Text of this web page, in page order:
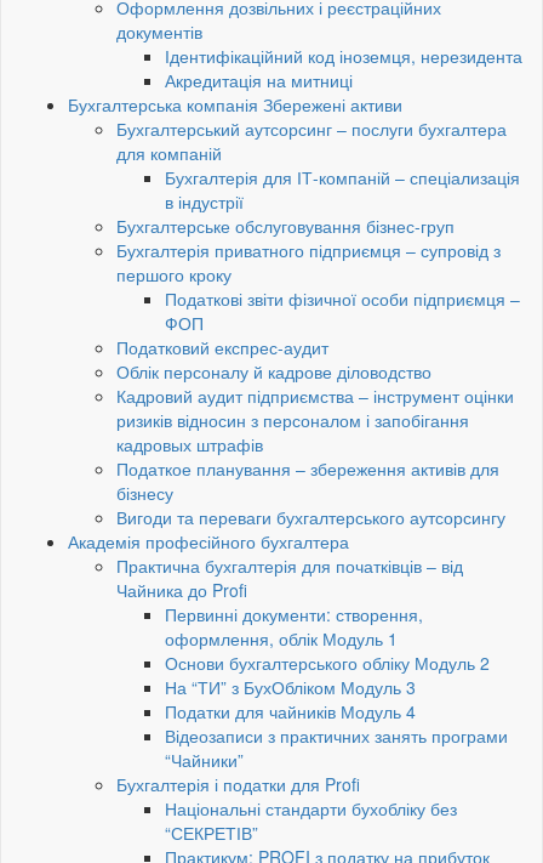
Оформлення дозвільних і реєстраційних
документів
Ідентифікаційний код іноземця, нерезидента
Акредитація на митниці
Бухгалтерська компанія Збережені активи
Бухгалтерський аутсорсинг – послуги бухгалтера
для компаній
Бухгалтерія для ІТ-компаній – спеціализація
в індустрії
Бухгалтерське обслуговування бізнес-груп
Бухгалтерія приватного підприємця – супровід з
першого кроку
Податкові звіти фізичної особи підприємця –
ФОП
Податковий експрес-аудит
Облік персоналу й кадрове діловодство
Кадровий аудит підприємства – інструмент оцінки
ризиків відносин з персоналом і запобігання
кадровых штрафів
Податкое планування – збереження активів для
бізнесу
Вигоди та переваги бухгалтерського аутсорсингу
Академія професійного бухгалтера
Практична бухгалтерія для початківців – від
Чайника до Profi
Первинні документи: створення,
оформлення, облік Модуль 1
Основи бухгалтерського обліку Модуль 2
На “ТИ” з БухОбліком Модуль 3
Податки для чайників Модуль 4
Відеозаписи з практичних занять програми
“Чайники”
Бухгалтерія і податки для Profi
Національні стандарти бухобліку без
“СЕКРЕТІВ”
Практикум: PROFI з податку на прибуток